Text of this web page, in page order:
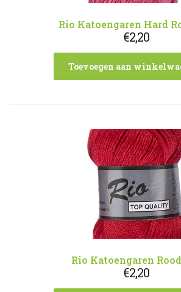
Rio Katoengaren Hard
€2,20
Toevoegen aan
Rio Katoengaren
€2,20